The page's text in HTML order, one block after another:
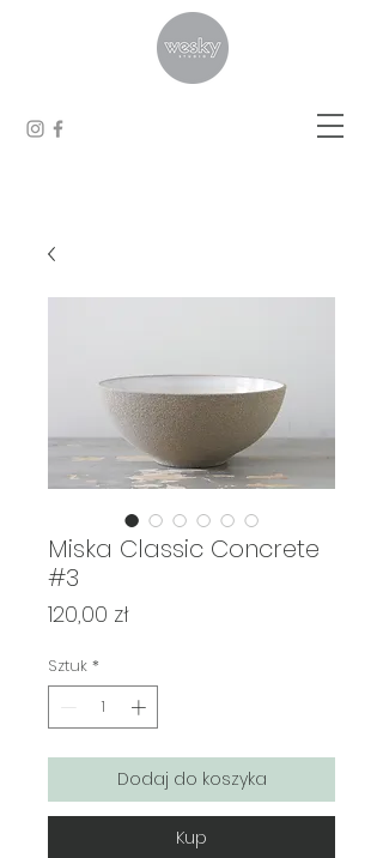
Miska Classic Concrete
#3
120,00 złCena
Sztuk *
Dodaj do koszyka
Kup